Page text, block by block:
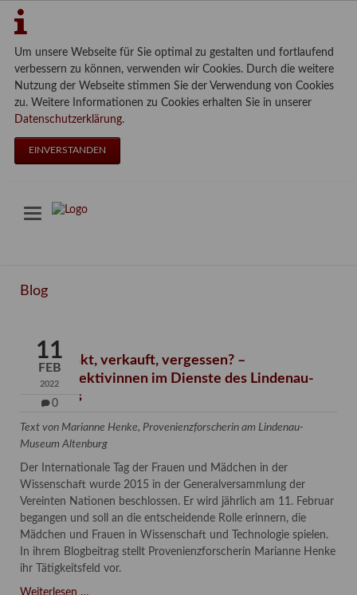
Um unsere Webseite für Sie optimal zu gestalten und fortlaufend
verbessern zu können, verwenden wir Cookies. Durch die weitere
Nutzung der Webseite stimmen Sie der Verwendung von Cookies
zu. Weitere Informationen zu Cookies erhalten Sie in unserer
Datenschutzerklärung.
EINVERSTANDEN
Blog
11
FEB
2022
0
Verschenkt, verkauft, vergessen? –
Kunstdetektivinnen im Dienste des Lindenau-
Museums
Text von Marianne Henke, Provenienzforscherin am Lindenau-
Museum Altenburg
Der Internationale Tag der Frauen und Mädchen in der
Wissenschaft wurde 2015 in der Generalversammlung der
Vereinten Nationen beschlossen. Er wird jährlich am 11. Februar
begangen und soll an die entscheidende Rolle erinnern, die
Mädchen und Frauen in Wissenschaft und Technologie spielen.
In ihrem Blogbeitrag stellt Provenienzforscherin Marianne Henke
ihr Tätigkeitsfeld vor.
Weiterlesen …